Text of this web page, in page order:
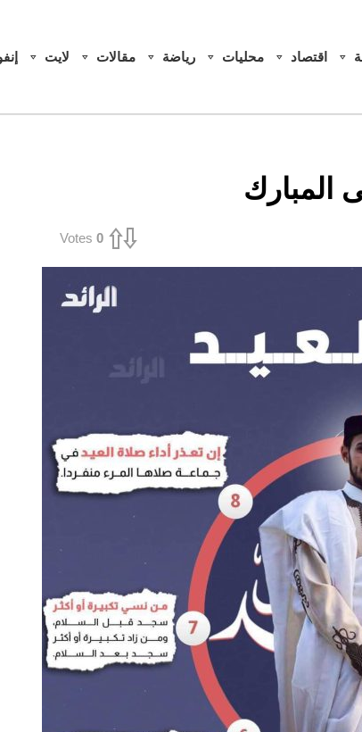
اقتصاد محليات رياضة مقالات لايت
المبارك
0
Votes